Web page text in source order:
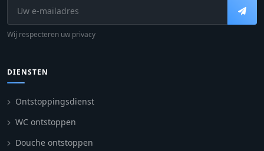
Wij respecteren uw privacy
DIENSTEN
Ontstoppingsdienst
WC ontstoppen
Douche ontstoppen